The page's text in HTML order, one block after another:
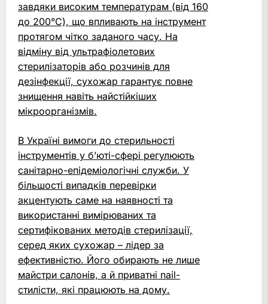
завдяки високим температурам (від 160
до 200°C), що впливають на інструмент
протягом чітко заданого часу. На
відміну від ультрафіолетових
стерилізаторів або розчинів для
дезінфекції, сухожар гарантує повне
знищення навіть найстійкіших
мікроорганізмів.
В Україні вимоги до стерильності
інструментів у б’юті-сфері регулюють
санітарно-епідеміологічні служби. У
більшості випадків перевірки
акцентують саме на наявності та
використанні вимірюваних та
сертифікованих методів стерилізації,
серед яких сухожар – лідер за
ефективністю. Його обирають не лише
майстри салонів, а й приватні nail-
стилісти, які працюють на дому.